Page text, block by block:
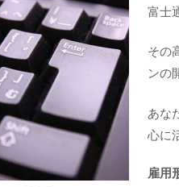
富士
その
ンの
あな
心に
雇用